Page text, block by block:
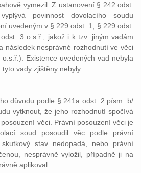
vymezil. Z ustanovení § 242 odst.
povinnost dovolacího soudu
uvedeným v § 229 odst. 1, § 229 odst.
3 o.s.ř., jakož i k tzv. jiným vadám
následek nesprávné rozhodnutí ve věci
Existence uvedených vad nebyla
vady zjištěny nebyly.
důvodu podle § 241a odst. 2 písm. b/
vytknout, že jeho rozhodnutí spočívá
věci. Právní posouzení věci je
soud posoudil věc podle právní
stav nedopadá, nebo právní
nesprávně vyložil, případně ji na
aplikoval.